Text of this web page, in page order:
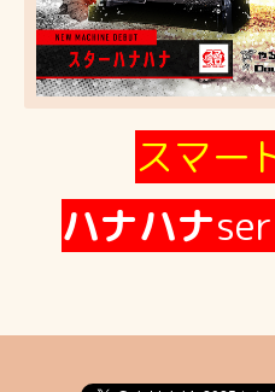
スマー
ハナハナ